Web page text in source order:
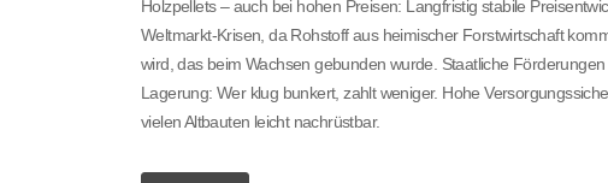
Holzpellets – auch bei hohen Preisen: Langfristig stabile
Weltmarkt-Krisen, da Rohstoff aus heimischer Forstwirtschaft
wird, das beim Wachsen gebunden wurde. Staatliche
Lagerung: Wer klug bunkert, zahlt weniger. Hohe
vielen Altbauten leicht nachrüstbar.